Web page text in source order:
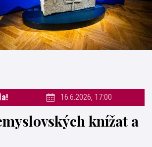
16.6.2026, 17:00
knížat a